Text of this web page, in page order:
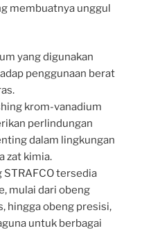
membuatnya unggul
yang digunakan
penggunaan berat
krom-vanadium
perlindungan
dalam lingkungan
zat kimia.
STRAFCO tersedia
mulai dari obeng
hingga obeng presisi,
untuk berbagai